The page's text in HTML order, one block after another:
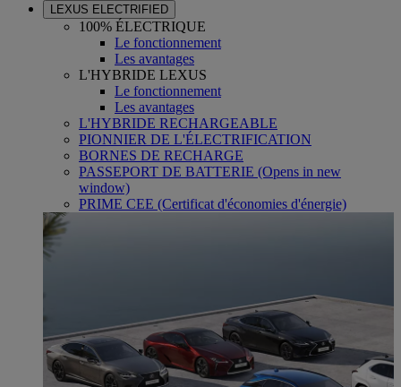
LEXUS ELECTRIFIED
100% ÉLECTRIQUE
Le fonctionnement
Les avantages
L'HYBRIDE LEXUS
Le fonctionnement
Les avantages
L'HYBRIDE RECHARGEABLE
PIONNIER DE L'ÉLECTRIFICATION
BORNES DE RECHARGE
PASSEPORT DE BATTERIE (Opens in new
window)
PRIME CEE (Certificat d'économies d'énergie)